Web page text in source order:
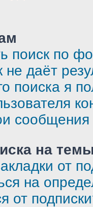
поиск по
даёт
поиска я
на
от
на
от